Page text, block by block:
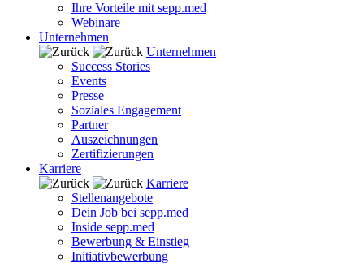
Ihre Vorteile mit sepp.med
Webinare
Unternehmen
Unternehmen
Success Stories
Events
Presse
Soziales Engagement
Partner
Auszeichnungen
Zertifizierungen
Karriere
Karriere
Stellenangebote
Dein Job bei sepp.med
Inside sepp.med
Bewerbung & Einstieg
Initiativbewerbung